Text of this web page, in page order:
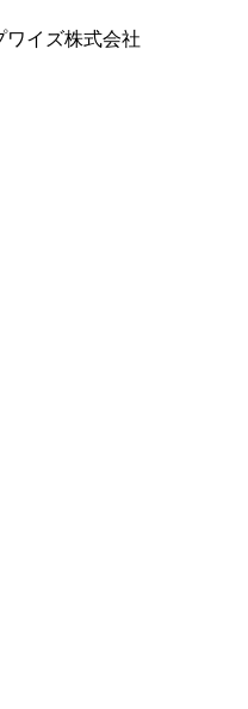
ワイズ株式会社